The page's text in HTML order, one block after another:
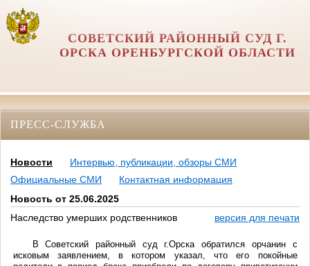
СОВЕТСКИЙ РАЙОННЫЙ СУД Г.
ОРСКА ОРЕНБУРГСКОЙ ОБЛАСТИ
ПРЕСС-СЛУЖБА
Новости
Интервью, публикации, обзоры СМИ
Официальные СМИ
Контактная информация
Новость от 25.06.2025
Наследство умерших родственников
версия для печати
В Советский районный суд г.Орска обратился орчанин с
исковым заявлением, в котором указал, что его покойные